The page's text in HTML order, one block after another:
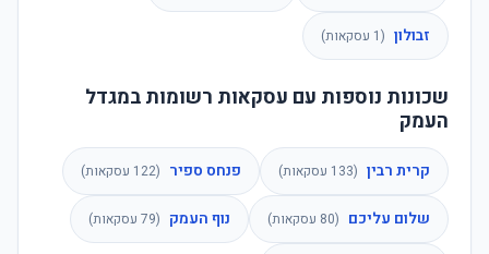
זבולון (
1 עסקאות)
שכונות נוספות עם עסקאות רשומות במגדל
העמק
קרית רבין (
133 עסקאות) פנחס ספיר (
122 עסקאות)
שלום עליכם (
80 עסקאות) נוף העמק (
79 עסקאות)